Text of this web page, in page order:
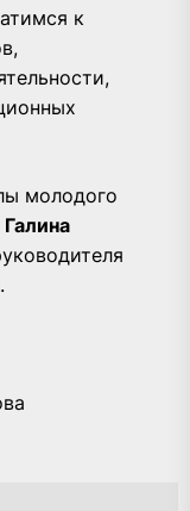
к
молодого
Галина
.